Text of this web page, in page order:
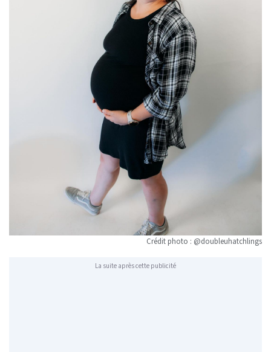
Crédit photo : @doubleuhatchlings
La suite après cette publicité